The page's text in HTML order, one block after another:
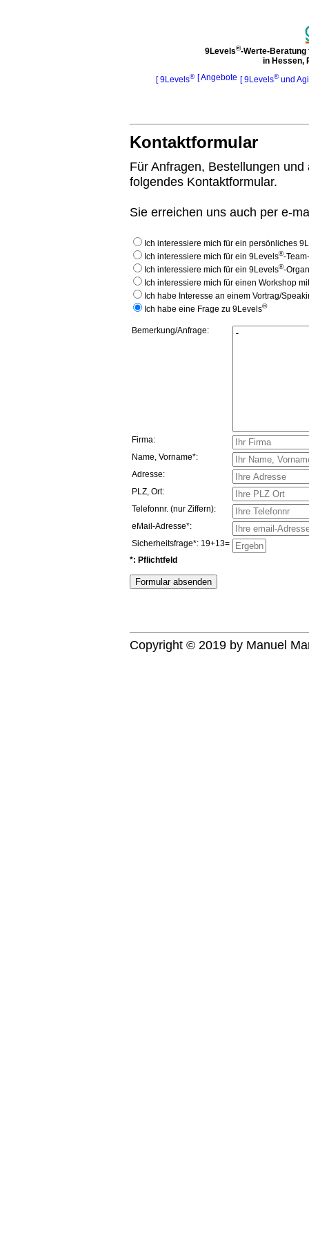
9Levels®-Werte-Beratung
in Hessen,
[ 9Levels® [ Angebote [ 9Levels®und
Kontaktformular
Für Anfragen, Bestellungen
folgendes Kontaktformular.
Sie erreichen uns auch per e-
Ich interessiere mich für ein persönliches
Ich interessiere mich für ein 9Levels®-
Ich interessiere mich für ein 9Levels®-
Ich interessiere mich für einen Workshop
Ich habe Interesse an einem Vortrag/
Ich habe eine Frage zu 9Levels®
Bemerkung/Anfrage:
Firma:
Name, Vorname*:
Adresse:
PLZ, Ort:
Telefonnr. (nur Ziffern):
eMail-Adresse*:
Sicherheitsfrage*: 19+13=
*: Pflichtfeld
Copyright © 2019 by Manuel